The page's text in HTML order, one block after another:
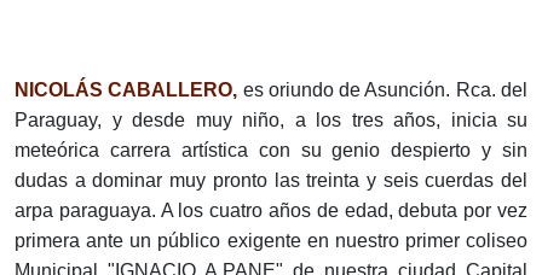
NICOLÁS CABALLERO, es oriundo de Asunción. Rca. del
Paraguay, y desde muy niño, a los tres años, inicia su
meteórica carrera artística con su genio despierto y sin
dudas a dominar muy pronto las treinta y seis cuerdas del
arpa paraguaya. A los cuatro años de edad, debuta por vez
primera ante un público exigente en nuestro primer coliseo
Municipal "IGNACIO A.PANE" de nuestra ciudad Capital